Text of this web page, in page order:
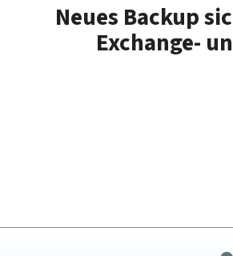
Neues Backup
Exchange-